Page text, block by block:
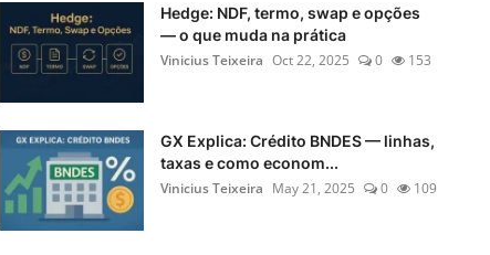
Hedge: NDF, termo, swap e opções
— o que muda na prática
Vinicius Teixeira Oct 22, 2025 0 153
GX Explica: Crédito BNDES — linhas,
taxas e como econom...
Vinicius Teixeira May 21, 2025 0 109